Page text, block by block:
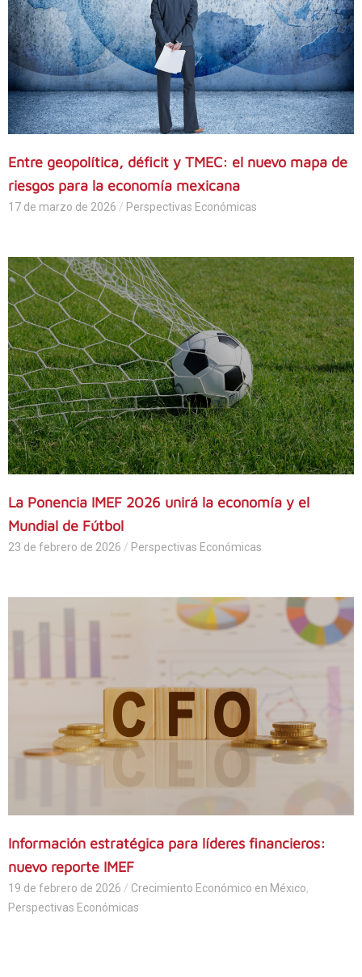
Entre geopolítica, déficit y TMEC: el nuevo mapa de
riesgos para la economía mexicana
17 de marzo de 2026 / Perspectivas Económicas
La Ponencia IMEF 2026 unirá la economía y el
Mundial de Fútbol
23 de febrero de 2026 / Perspectivas Económicas
Información estratégica para líderes financieros:
nuevo reporte IMEF
19 de febrero de 2026 / Crecimiento Económico en México,
Perspectivas Económicas